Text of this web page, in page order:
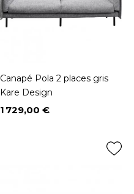
Canapé Pola 2 places gris
Kare Design
Prix
1 729,00 €